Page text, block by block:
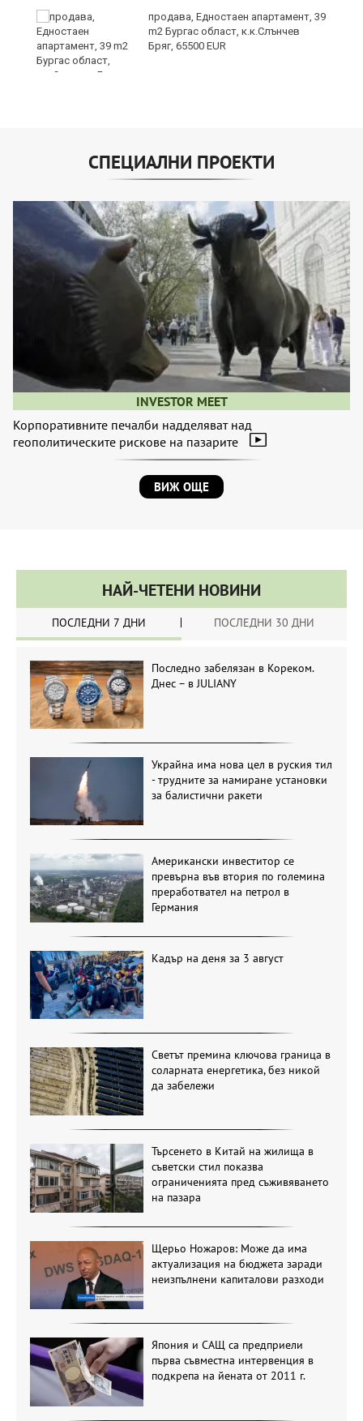
продава, Едностаен апартамент, 39
m2 Бургас област, к.к.Слънчев
Бряг, 65500 EUR
СПЕЦИАЛНИ ПРОЕКТИ
INVESTOR MEET
Корпоративните печалби надделяват над
геополитическите рискове на пазарите
ВИЖ ОЩЕ
НАЙ-ЧЕТЕНИ НОВИНИ
ПОСЛЕДНИ 7 ДНИ ПОСЛЕДНИ 30 ДНИ
Последно забелязан в Кореком.
Днес – в JULIANY
Украйна има нова цел в руския тил
- трудните за намиране установки
за балистични ракети
Американски инвеститор се
превърна във втория по големина
преработвател на петрол в
Германия
Кадър на деня за 3 август
Светът премина ключова граница в
соларната енергетика, без никой
да забележи
Търсенето в Китай на жилища в
съветски стил показва
ограниченията пред съживяването
на пазара
Щерьо Ножаров: Може да има
актуализация на бюджета заради
неизпълнени капиталови разходи
Япония и САЩ са предприели
първа съвместна интервенция в
подкрепа на йената от 2011 г.